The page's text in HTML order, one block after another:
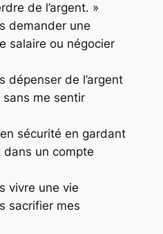
de l’argent. »
demander une
salaire ou négocier
dépenser de l’argent
me sentir
sécurité en gardant
un compte
vivre une vie
sacrifier mes